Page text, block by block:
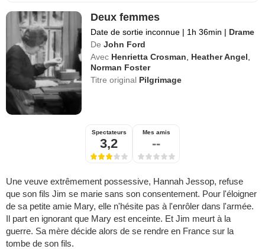
Deux femmes
Date de sortie inconnue | 1h 36min | Drame
De John Ford
Avec Henrietta Crosman, Heather Angel,
Norman Foster
Titre original Pilgrimage
Spectateurs
3,2
Mes amis
--
Une veuve extrêmement possessive, Hannah Jessop, refuse
que son fils Jim se marie sans son consentement. Pour l'éloigner
de sa petite amie Mary, elle n'hésite pas à l'enrôler dans l'armée.
Il part en ignorant que Mary est enceinte. Et Jim meurt à la
guerre. Sa mère décide alors de se rendre en France sur la
tombe de son fils.